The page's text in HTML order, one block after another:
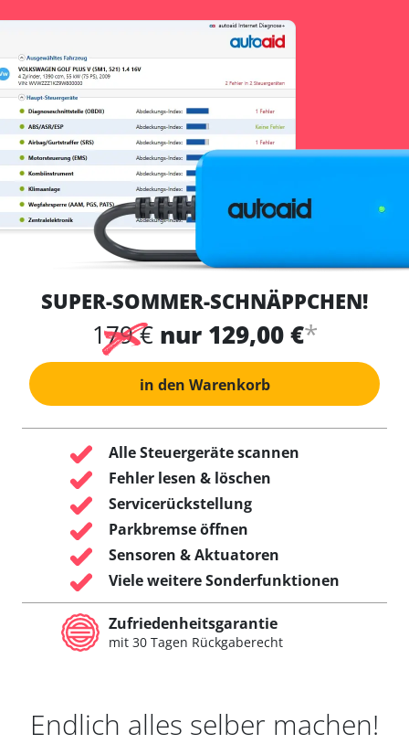
SUPER-SOMMER-SCHNÄPPCHEN!
179 € nur 129,00 €*
in den Warenkorb
Alle Steuergeräte scannen
Fehler lesen & löschen
Servicerückstellung
Parkbremse öffnen
Sensoren & Aktuatoren
Viele weitere Sonderfunktionen
Zufriedenheitsgarantie
mit 30 Tagen Rückgaberecht
Endlich alles selber machen!